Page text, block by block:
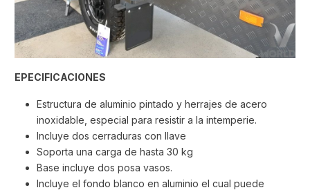
EPECIFICACIONES
Estructura de aluminio pintado y herrajes de acero
inoxidable, especial para resistir a la intemperie.
Incluye dos cerraduras con llave
Soporta una carga de hasta 30 kg
Base incluye dos posa vasos.
Incluye el fondo blanco en aluminio el cual puede